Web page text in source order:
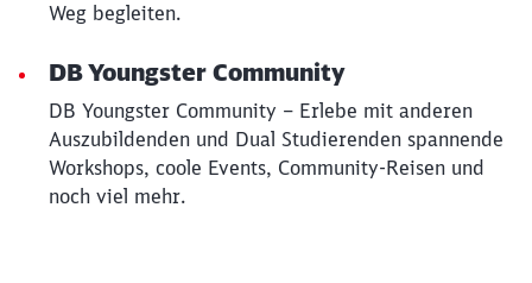
Weg begleiten.
DB Youngster Community
DB Youngster Community – Erlebe mit anderen
Auszubildenden und Dual Studierenden spannende
Workshops, coole Events, Community-Reisen und
noch viel mehr.